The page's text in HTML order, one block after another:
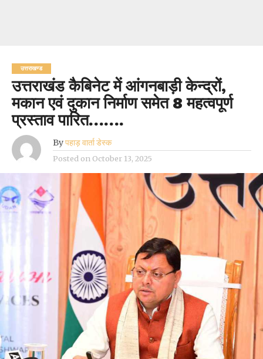
उत्तराखण्ड
उत्तराखंड कैबिनेट में आंगनबाड़ी केन्द्रों,
मकान एवं दुकान निर्माण समेत 8 महत्वपूर्ण
प्रस्ताव पारित…….
Byपहाड़ वार्ता डेस्क
Posted on October 13, 2025